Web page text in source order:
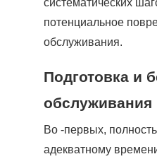
потенциальное
обслуживания.
Подготовка и
обслуживания
Во -первых,
адекватному